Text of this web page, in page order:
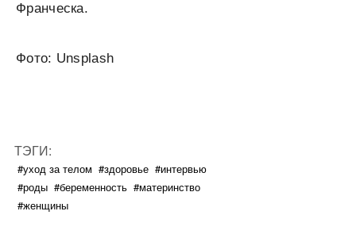
Франческа.
Фото: Unsplash
ТЭГИ:
#уход за телом #здоровье #интервью
#роды #беременность #материнство
#женщины